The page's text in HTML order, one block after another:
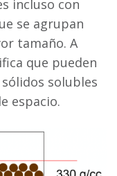
incluso con
se agrupan
tamaño. A
que pueden
solubles
espacio.